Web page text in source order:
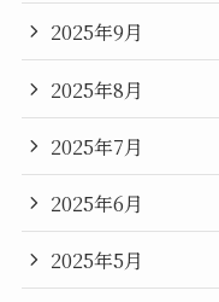
2025年9月
2025年8月
2025年7月
2025年6月
2025年5月